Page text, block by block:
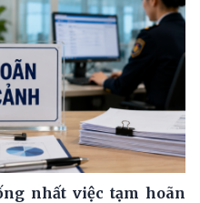
nhất việc tạm hoãn